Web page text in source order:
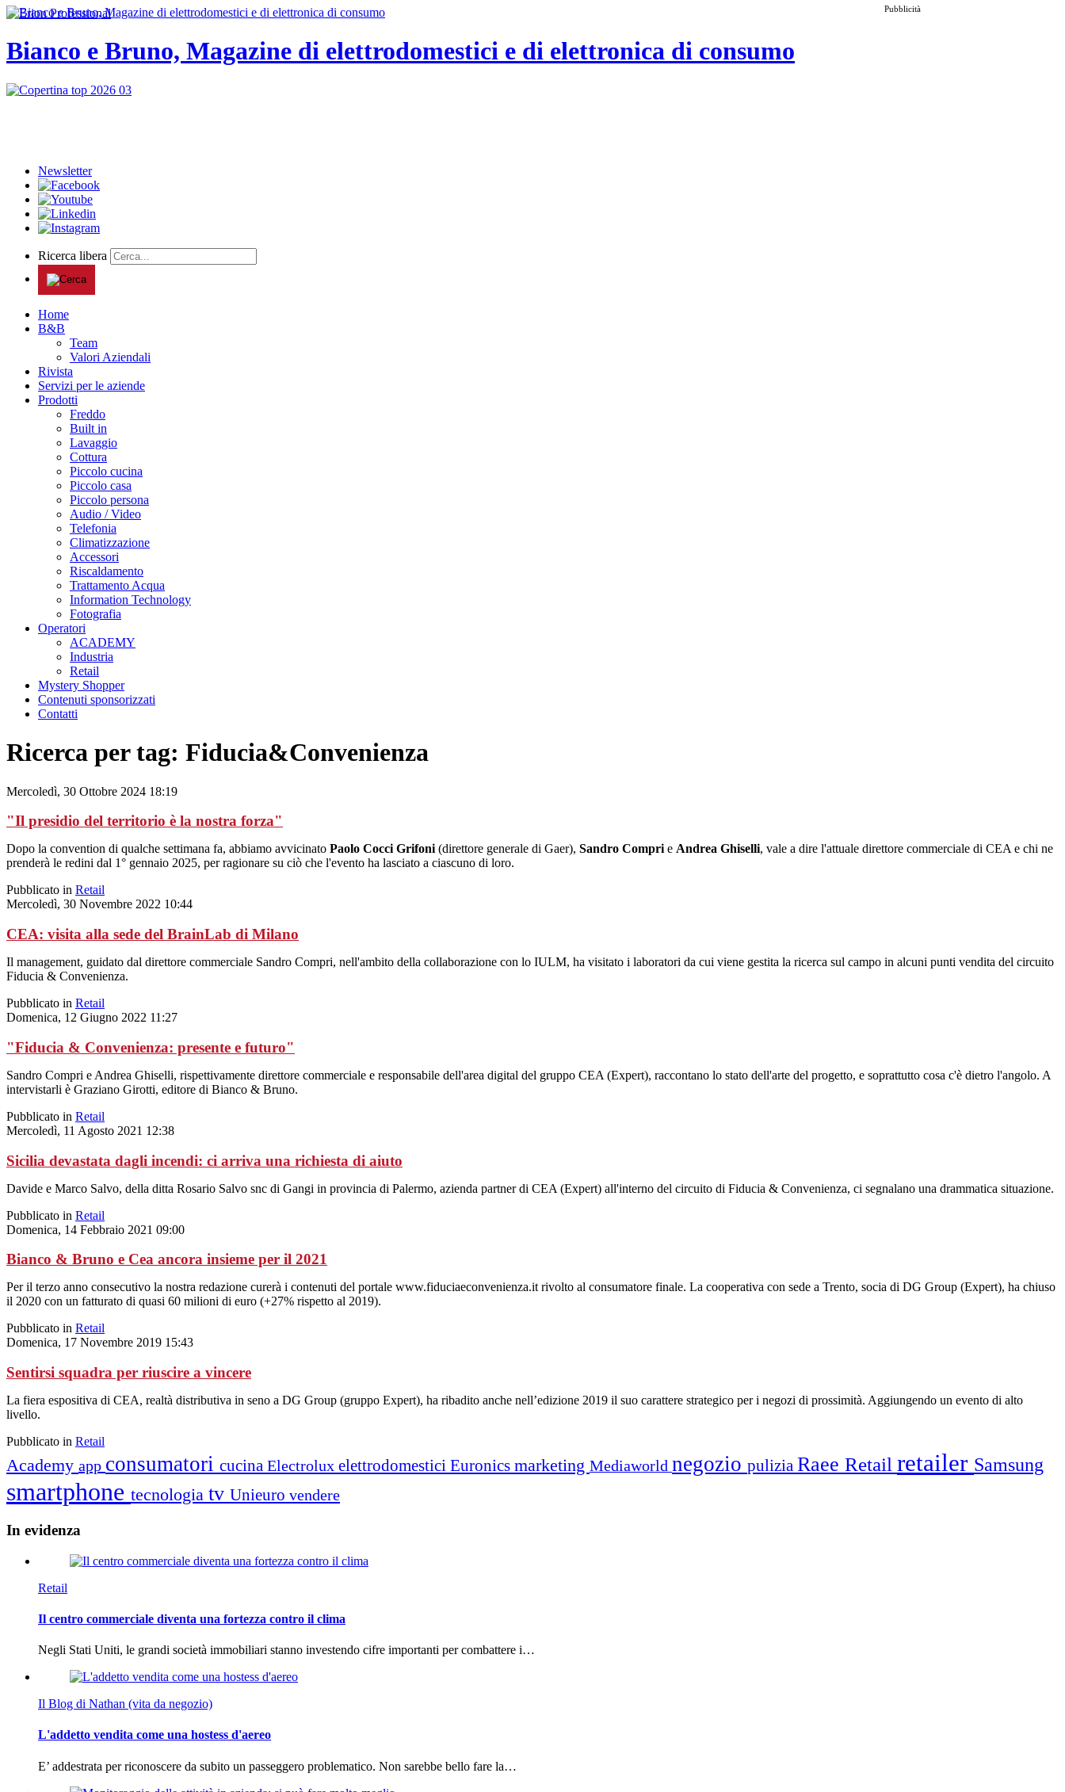
Pubblicità
Bianco e Bruno, Magazine di elettrodomestici e di elettronica di consumo
Newsletter
Ricerca libera
Home
B&B
Team
Valori Aziendali
Rivista
Servizi per le aziende
Prodotti
Freddo
Built in
Lavaggio
Cottura
Piccolo cucina
Piccolo casa
Piccolo persona
Audio / Video
Telefonia
Climatizzazione
Accessori
Riscaldamento
Trattamento Acqua
Information Technology
Fotografia
Operatori
ACADEMY
Industria
Retail
Mystery Shopper
Contenuti sponsorizzati
Contatti
Ricerca per tag: Fiducia&Convenienza
Mercoledì, 30 Ottobre 2024 18:19
"Il presidio del territorio è la nostra forza"
Dopo la convention di qualche settimana fa, abbiamo avvicinato Paolo Cocci Grifoni(direttore generale di Gaer), Sandro Comprie Andrea Ghiselli, vale a dire l'attuale direttore commerciale di CEA e chi ne
prenderà le redini dal 1° gennaio 2025, per ragionare su ciò che l'evento ha lasciato a ciascuno di loro.
Pubblicato in Retail
Mercoledì, 30 Novembre 2022 10:44
CEA: visita alla sede del BrainLab di Milano
Il management, guidato dal direttore commerciale Sandro Compri, nell'ambito della collaborazione con lo IULM, ha visitato i laboratori da cui viene gestita la ricerca sul campo in alcuni punti vendita del circuito
Fiducia & Convenienza.
Pubblicato in Retail
Domenica, 12 Giugno 2022 11:27
"Fiducia & Convenienza: presente e futuro"
Sandro Compri e Andrea Ghiselli, rispettivamente direttore commerciale e responsabile dell'area digital del gruppo CEA (Expert), raccontano lo stato dell'arte del progetto, e soprattutto cosa c'è dietro l'angolo. A
intervistarli è Graziano Girotti, editore di Bianco & Bruno.
Pubblicato in Retail
Mercoledì, 11 Agosto 2021 12:38
Sicilia devastata dagli incendi: ci arriva una richiesta di aiuto
Davide e Marco Salvo, della ditta Rosario Salvo snc di Gangi in provincia di Palermo, azienda partner di CEA (Expert) all'interno del circuito di Fiducia & Convenienza, ci segnalano una drammatica situazione.
Pubblicato in Retail
Domenica, 14 Febbraio 2021 09:00
Bianco & Bruno e Cea ancora insieme per il 2021
Per il terzo anno consecutivo la nostra redazione curerà i contenuti del portale www.fiduciaeconvenienza.it rivolto al consumatore finale. La cooperativa con sede a Trento, socia di DG Group (Expert), ha chiuso
il 2020 con un fatturato di quasi 60 milioni di euro (+27% rispetto al 2019).
Pubblicato in Retail
Domenica, 17 Novembre 2019 15:43
Sentirsi squadra per riuscire a vincere
La fiera espositiva di CEA, realtà distributiva in seno a DG Group (gruppo Expert), ha ribadito anche nell’edizione 2019 il suo carattere strategico per i negozi di prossimità. Aggiungendo un evento di alto
livello.
Pubblicato in Retail
Academy app consumatori cucina Electrolux elettrodomestici Euronics marketing Mediaworld negozio pulizia Raee Retail retailer Samsung
smartphone tecnologia tv Unieuro vendere
In evidenza
Retail
Il centro commerciale diventa una fortezza contro il clima
Negli Stati Uniti, le grandi società immobiliari stanno investendo cifre importanti per combattere i…
Il Blog di Nathan (vita da negozio)
L'addetto vendita come una hostess d'aereo
E’ addestrata per riconoscere da subito un passeggero problematico. Non sarebbe bello fare la…